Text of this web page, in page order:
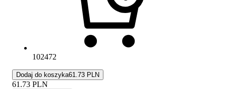
102472
Dodaj do koszyka61.73 PLN
61.73 PLN